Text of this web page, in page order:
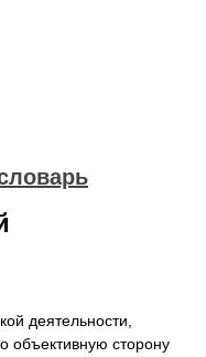
деятельности,
объективную сторону